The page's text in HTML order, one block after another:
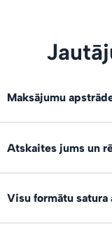
Maksājumu
Integrēti VISA,
papildus nevajag
Atskaites jums un
Ir pieejamas
pirkumu un
Visu formātu satura